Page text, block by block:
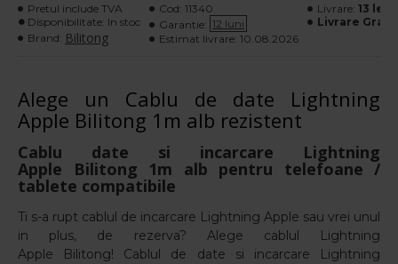
Pretul include TVA
Disponibilitate: In stoc
Brand: Bilitong
Cod: 11340
Garantie: 12 luni
Estimat livrare: 10.08.2026
Livrare: 13 lei
Livrare
Alege un Cablu de date Lightning
Apple Bilitong 1m alb rezistent
Cablu date si incarcare Lightning
Apple Bilitong 1m alb pentru telefoane /
tablete compatibile
Ti s-a rupt cablul de incarcare Lightning Apple sau vrei unul
in plus, de rezerva? Alege cablul Lightning
Apple Bilitong! Cablul de date si incarcare Lightning